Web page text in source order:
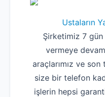
Ustaların
Şirketimiz 7
vermeye
araçlarımız ve son
size bir telefon
işlerin hepsi